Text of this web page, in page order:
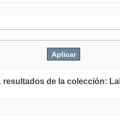
resultados de la colección: